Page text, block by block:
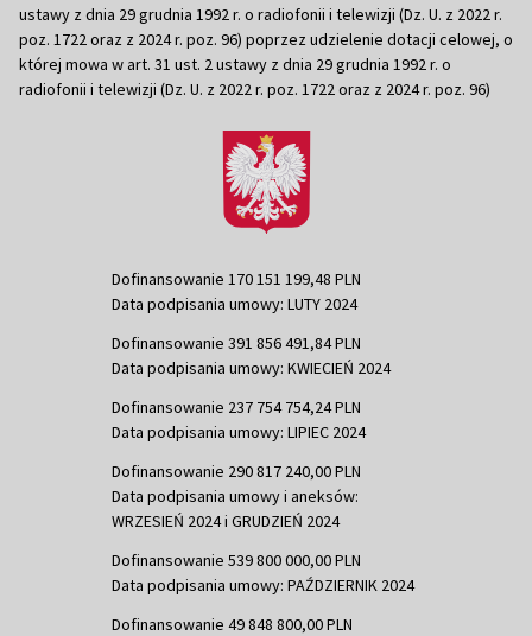
ustawy z dnia 29 grudnia 1992 r. o radiofonii i telewizji (Dz. U. z 2022 r.
poz. 1722 oraz z 2024 r. poz. 96) poprzez udzielenie dotacji celowej, o
której mowa w art. 31 ust. 2 ustawy z dnia 29 grudnia 1992 r. o
radiofonii i telewizji (Dz. U. z 2022 r. poz. 1722 oraz z 2024 r. poz. 96)
Dofinansowanie 170 151 199,48 PLN
Data podpisania umowy: LUTY 2024
Dofinansowanie 391 856 491,84 PLN
Data podpisania umowy: KWIECIEŃ 2024
Dofinansowanie 237 754 754,24 PLN
Data podpisania umowy: LIPIEC 2024
Dofinansowanie 290 817 240,00 PLN
Data podpisania umowy i aneksów:
WRZESIEŃ 2024 i GRUDZIEŃ 2024
Dofinansowanie 539 800 000,00 PLN
Data podpisania umowy: PAŹDZIERNIK 2024
Dofinansowanie 49 848 800,00 PLN